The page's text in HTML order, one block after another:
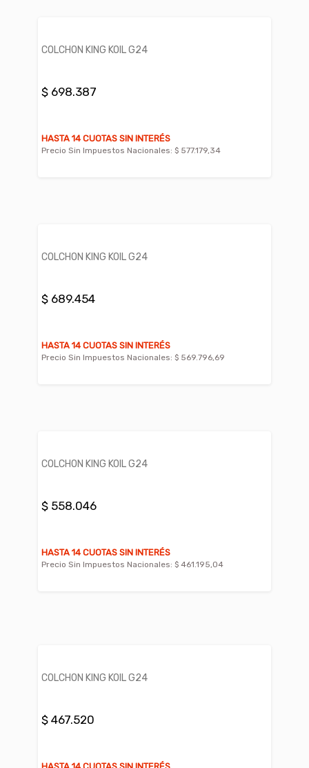
COLCHON KING KOIL G24
$ 698.387
HASTA 14 CUOTAS SIN INTERÉS
Precio Sin Impuestos Nacionales: $ 577.179,34
COLCHON KING KOIL G24
$ 689.454
HASTA 14 CUOTAS SIN INTERÉS
Precio Sin Impuestos Nacionales: $ 569.796,69
COLCHON KING KOIL G24
$ 558.046
HASTA 14 CUOTAS SIN INTERÉS
Precio Sin Impuestos Nacionales: $ 461.195,04
COLCHON KING KOIL G24
$ 467.520